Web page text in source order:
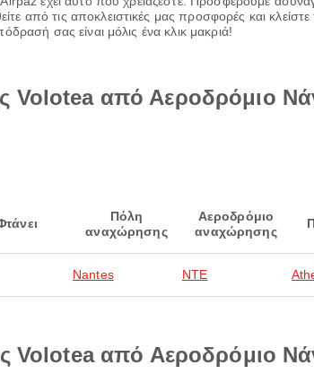
τις αποκλειστικές μας προσφορές και κλείστε
σας είναι μόλις ένα κλικ μακριά!
Volotea από Αεροδρόμιο
Πόλη
αναχώρησης
Αεροδρόμιο
αναχώρησης
Nantes NTE
Volotea από Αεροδρόμιο